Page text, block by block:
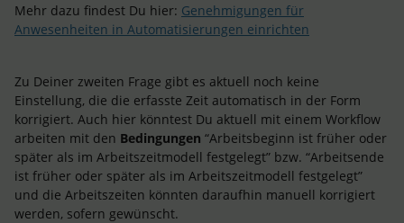
Mehr dazu findest Du hier: Genehmigungen für
Anwesenheiten in Automatisierungen einrichten
Zu Deiner zweiten Frage gibt es aktuell noch keine
Einstellung, die die erfasste Zeit automatisch in der Form
korrigiert. Auch hier könntest Du aktuell mit einem Workflow
arbeiten mit den Bedingungen “Arbeitsbeginn ist früher oder
später als im Arbeitszeitmodell festgelegt” bzw. “Arbeitsende
ist früher oder später als im Arbeitszeitmodell festgelegt”
und die Arbeitszeiten könnten daraufhin manuell korrigiert
werden, sofern gewünscht.